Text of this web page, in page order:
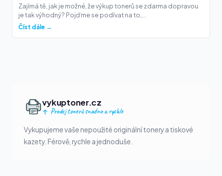
Zajímá tě, jak je možné, že výkup tonerů se zdarma dopravou
je tak výhodný? Pojďme se podívat na to,...
Číst dále →
vykuptoner.cz
Prodej tonerů snadno a rychle
Vykupujeme vaše nepoužité originální tonery a tiskové
kazety. Férově, rychle a jednoduše.